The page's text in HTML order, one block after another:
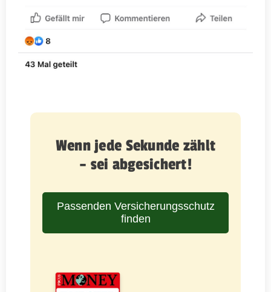
Wenn jede Sekunde zählt
– sei abgesichert!
Passenden Versicherungsschutz
finden